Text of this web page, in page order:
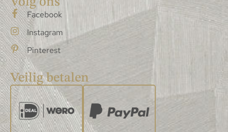
Facebook
Instagram
Pinterest
Veilig betalen